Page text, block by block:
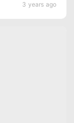
3 years ago